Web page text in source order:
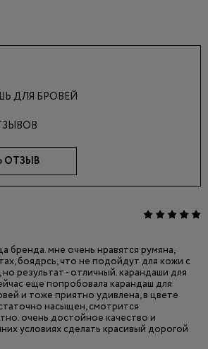
ДЛЯ БРОВЕЙ
ОТЗЫВ
бренда. мне очень нравятся румяна,
боядрсь, что не подойдут для кожи с
результат - отличный. карандаши для
еще попробовала карандаш для
и тоже приятно удивлена, в цвете
насыщен, смотрится
очень достойное качество и
условиях сделать красивый дорогой